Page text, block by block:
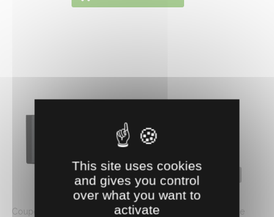
1000850
COUPE ONGLONS FELCO ÉLECTRIQUE
Coupe onglons électrique rapide et précis. Ø ouverture de
This site uses cookies
and gives you control
over what you want to
activate